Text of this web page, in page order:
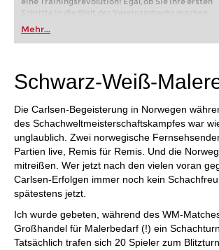
Schritte in die Welt des Vereinsschachs machen
oder bereits auf Turnierniveau spielen: Mit
FRITZ trainieren Sie effizienter, intelligenter und
individueller als je zuvor.
Mehr...
Schwarz-Weiß-
Die Carlsen-Begeisterung in Norwegen
des Schachweltmeisterschaftskampfes war
unglaublich. Zwei norwegische
Partien live, Remis für Remis. Und die
mitreißen. Wer jetzt nach den vielen voran
Carlsen-Erfolgen immer noch kein
spätestens jetzt.
Ich wurde gebeten, während des WM-
Großhandel für Malerbedarf (!) ein
Tatsächlich trafen sich 20 Spieler zum